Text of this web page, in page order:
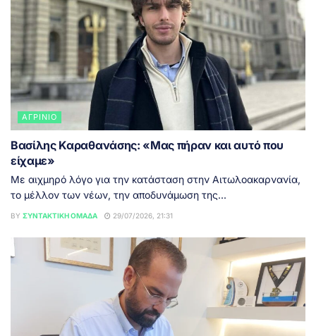
ΑΓΡΊΝΙΟ
Βασίλης Καραθανάσης: «Μας πήραν και αυτό που
είχαμε»
Με αιχμηρό λόγο για την κατάσταση στην Αιτωλοακαρνανία,
το μέλλον των νέων, την αποδυνάμωση της...
BY ΣΥΝΤΑΚΤΙΚΉ ΟΜΆΔΑ 29/07/2026, 21:31